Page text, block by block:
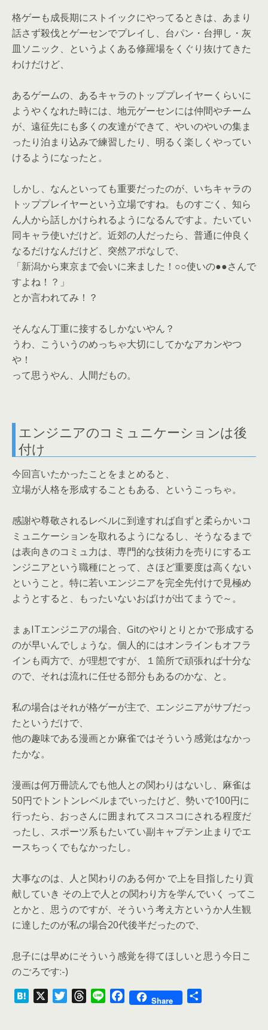
格ゲーも成長期にストイックにやってるときは、あまり
話さず殺伐とゲーセンでプレイし、台パン・台押し・灰
皿ソニック、というよくある修羅場をくぐり抜けてきた
わけだけど、
あるゲームの、あるキャラのトッププレイヤーくらいに
ようやくなれた時には、地元ゲーセンには仲間やチーム
が、遠征先にも多くの友達ができて、やいのやいの集ま
ったり泊まり込みで練習したり、明るく楽しくやってい
けるようになったと。
しかし、なんといっても重要だったのが、いちキャラの
トッププレイヤーという立場ですね。ものすごく、知ら
ん人から話しかけられるようになるんですよ。たいてい
同キャラ使いだけど。近郊の人だったら、普通に仲良く
なるだけなんだけど、突然アポなしで、
「新潟から東京まで会いに来ました！○○使いの●●さんで
すよね！？」
とか言われてみ！？
そんなん丁重に接するしかないやん？
うわ、こういうのめっちゃ大切にしてかなアカンやつ
や！
って思うやん、人間だもの。
エンジニアのコミュニケーションは後
付け
今回言いたかったことをまとめると、
立場が人格を形成することもある、というこっちゃ。
感謝や尊敬されるレベルに到達すれば自ずと柔らかいコ
ミュニケーションを取れるようになるし、そうなるまで
は表向きのコミュ力は、専門的な技術力を売りにするエ
ンジニアという職種にとって、さほど重要度は高くない
ということ。特に若いエンジニアを完全先付けで見極め
ようとすると、もったいないおばけが出てまうで～。
まぁITエンジニアの場合、Gitのやりとりとかで形成する
のが早いんでしょうな。個人的にはオンラインもオフラ
インも両方で、が理想ですが、１箇所で頑張れば十分な
ので、それは流れに任せる部分もあるのかな、と。
私の場合はそれが格ゲーが主で、エンジニアがサブだっ
たというだけで、
他の趣味である漫画とか麻雀ではそういう感覚はなかっ
たかな。
漫画は何万冊読んでも他人との関わりはないし、麻雀は
50円でトントンレベルまでいったけど、勢いで100円に
行ったら、おっさんに囲まれてスコスコにされる程度だ
ったし、スポーツ系もたいてい副キャプテン止まりでエ
ースちっくでもなかったし。
大事なのは、人と関わりのある何か で上を目指したり貢
献していき その上で人との関わり方を学んでいく ってこ
とかと、思うのですが、そういう考え方というか人生観
に達したのが私の場合20代後半だったので、
息子には早めにそういう感覚を得てほしいと思う今日こ
のごろです:-)
Share